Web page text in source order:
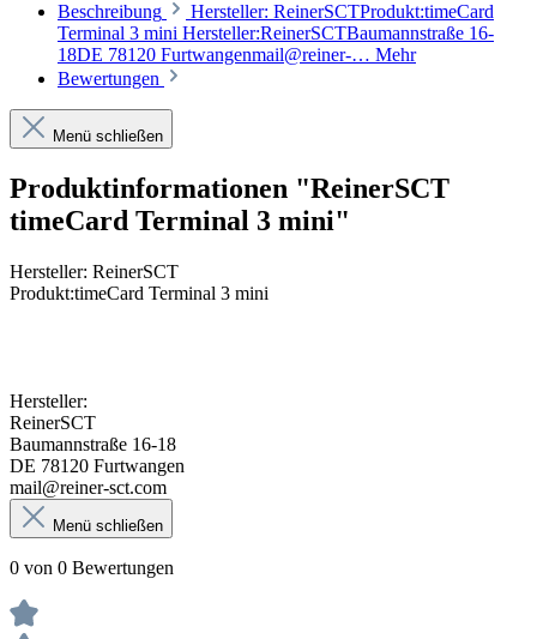
Beschreibung
Hersteller: ReinerSCTProdukt:timeCard
Terminal 3 mini Hersteller:ReinerSCTBaumannstraße 16-
18DE 78120 Furtwangenmail@reiner-… Mehr
Bewertungen
Menü schließen
Produktinformationen "ReinerSCT
timeCard Terminal 3 mini"
Hersteller: ReinerSCT
Produkt:timeCard Terminal 3 mini
Hersteller:
ReinerSCT
Baumannstraße 16-18
DE 78120 Furtwangen
mail@reiner-sct.com
Menü schließen
0 von 0 Bewertungen